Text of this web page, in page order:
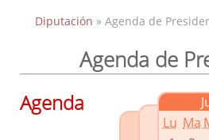
Presidencia
Grupos Políticos
Diputación » Agenda de
Agenda de
Lu Ma
Agenda